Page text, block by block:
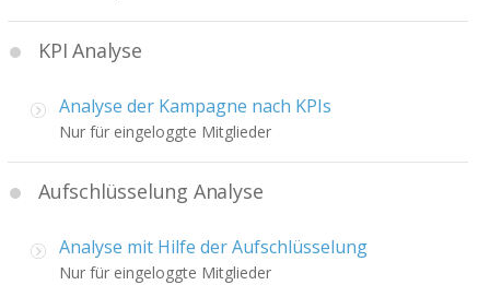
KPI Analyse
Analyse der Kampagne nach KPIs
Nur für eingeloggte Mitglieder
Aufschlüsselung Analyse
Analyse mit Hilfe der Aufschlüsselung
Nur für eingeloggte Mitglieder